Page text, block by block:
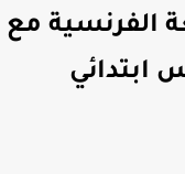
الفرنسية مع
ابتدائي